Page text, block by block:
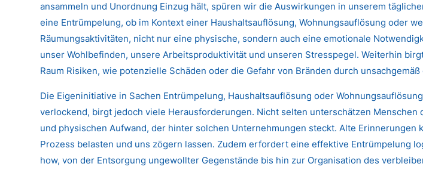
ansammeln und Unordnung Einzug hält, spüren wir die Auswirkungen in unserem
eine Entrümpelung, ob im Kontext einer Haushaltsauflösung, Wohnungsauflösung oder
Räumungsaktivitäten, nicht nur eine physische, sondern auch eine emotionale
unser Wohlbefinden, unsere Arbeitsproduktivität und unseren Stresspegel. Weiterhin
Raum Risiken, wie potenzielle Schäden oder die Gefahr von Bränden durch
Die Eigeninitiative in Sachen Entrümpelung, Haushaltsauflösung oder
verlockend, birgt jedoch viele Herausforderungen. Nicht selten unterschätzen Menschen
und physischen Aufwand, der hinter solchen Unternehmungen steckt. Alte Erinnerungen
Prozess belasten und uns zögern lassen. Zudem erfordert eine effektive Entrümpelung
how, von der Entsorgung ungewollter Gegenstände bis hin zur Organisation des